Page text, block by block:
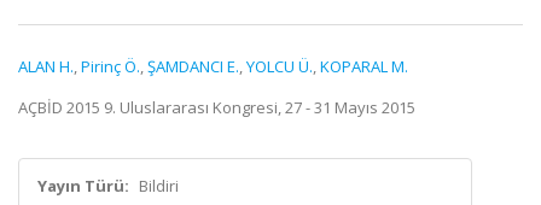
ALAN H.,Pirinç Ö.,ŞAMDANCI E.,YOLCU Ü.,KOPARAL M.
AÇBİD 2015 9. Uluslararası Kongresi, 27 - 31 Mayıs 2015
Yayın Türü: Bildiri